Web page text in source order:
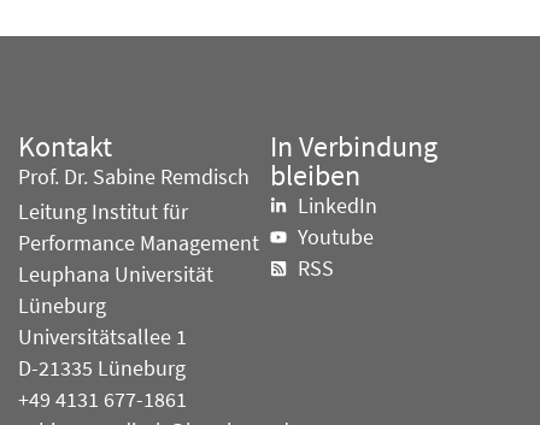
Kontakt
Prof. Dr. Sabine Remdisch
Leitung Institut für
Performance Management
Leuphana Universität
Lüneburg
Universitätsallee 1
D-21335 Lüneburg
+49 4131 677-1861
In Verbindung
bleiben
LinkedIn
Youtube
RSS